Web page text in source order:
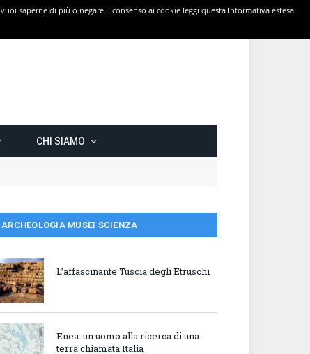
CHI SIAMO
ARCHEOLOGIA MUSEI SCIENZA
L’affascinante Tuscia degli Etruschi
Enea: un uomo alla ricerca di una
terra chiamata Italia
saperne di più o negare il consenso ai cookie leggi questa Informativa estesa.